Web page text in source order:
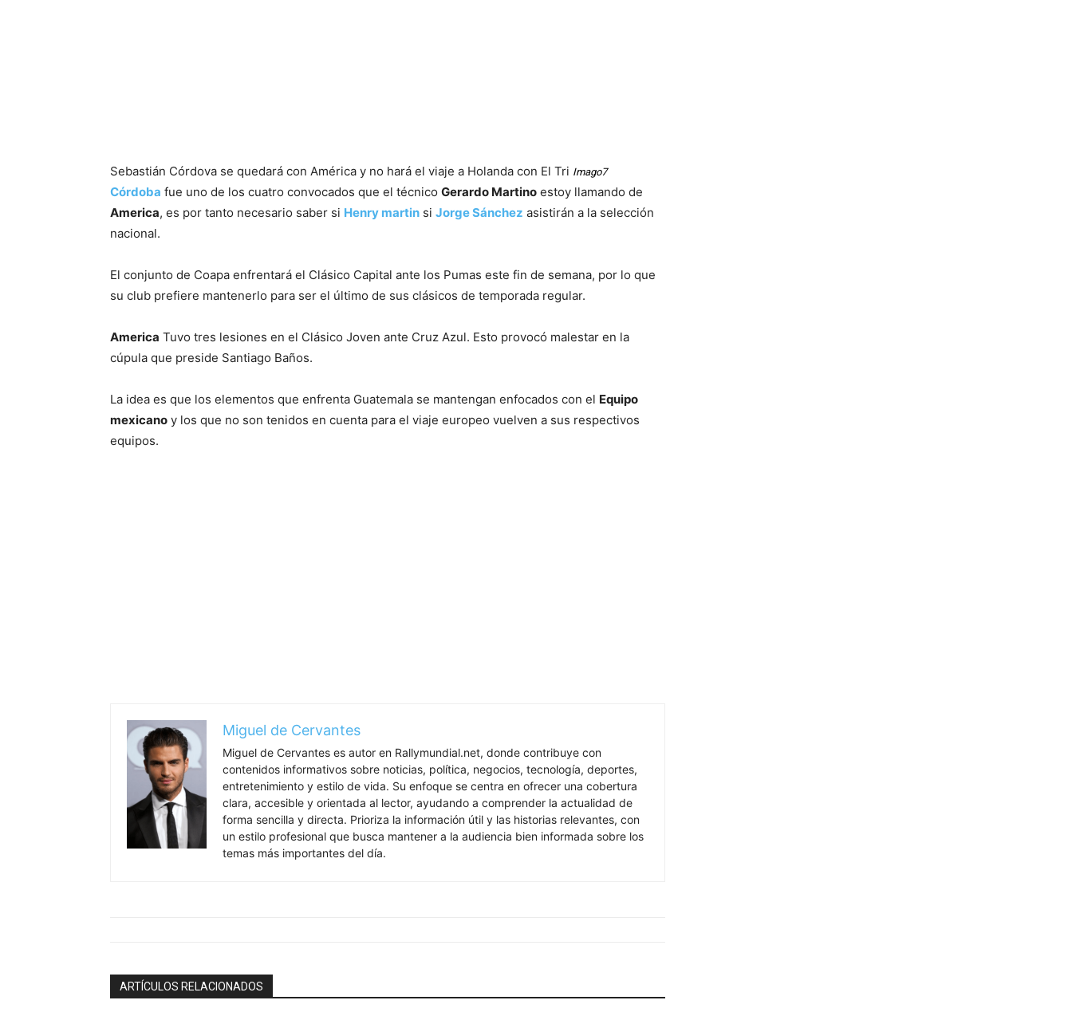
Sebastián Córdova se quedará con América y no hará el viaje a Holanda con El Tri Imago7
Córdoba fue uno de los cuatro convocados que el técnico Gerardo Martino estoy llamando de
America, es por tanto necesario saber si Henry martin si Jorge Sánchez asistirán a la selección
nacional.
El conjunto de Coapa enfrentará el Clásico Capital ante los Pumas este fin de semana, por lo que
su club prefiere mantenerlo para ser el último de sus clásicos de temporada regular.
America Tuvo tres lesiones en el Clásico Joven ante Cruz Azul. Esto provocó malestar en la
cúpula que preside Santiago Baños.
La idea es que los elementos que enfrenta Guatemala se mantengan enfocados con el Equipo
mexicano y los que no son tenidos en cuenta para el viaje europeo vuelven a sus respectivos
equipos.
Miguel de Cervantes
Miguel de Cervantes es autor en Rallymundial.net, donde contribuye con
contenidos informativos sobre noticias, política, negocios, tecnología, deportes,
entretenimiento y estilo de vida. Su enfoque se centra en ofrecer una cobertura
clara, accesible y orientada al lector, ayudando a comprender la actualidad de
forma sencilla y directa. Prioriza la información útil y las historias relevantes, con
un estilo profesional que busca mantener a la audiencia bien informada sobre los
temas más importantes del día.
ARTÍCULOS RELACIONADOS